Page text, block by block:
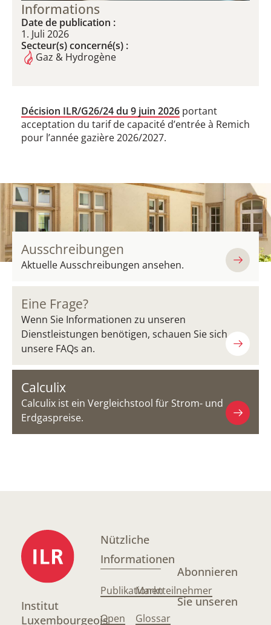
Informations
Date de publication :
1. Juli 2026
Secteur(s) concerné(s) :
Gaz & Hydrogène
Décision ILR/G26/24 du 9 juin 2026 portant
acceptation du tarif de capacité d’entrée à Remich
pour l’année gazière 2026/2027.
Ausschreibungen
Aktuelle Ausschreibungen ansehen.
Eine Frage?
Wenn Sie Informationen zu unseren
Dienstleistungen benötigen, schauen Sie sich
unsere FAQs an.
Calculix
Calculix ist ein Vergleichstool für Strom- und
Erdgaspreise.
Institut
Luxembourgeois
Nützliche
Informationen
Publikationen
Open
Marktteilnehmer
Glossar
Abonnieren
Sie unseren